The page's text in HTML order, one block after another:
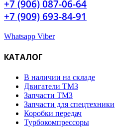
+7 (906) 087-06-64
+7 (909) 693-84-91
Whatsapp Viber
КАТАЛОГ
В наличии на складе
Двигатели ТМЗ
Запчасти ТМЗ
Запчасти для спецтехники
Коробки передач
Турбокомпрессоры